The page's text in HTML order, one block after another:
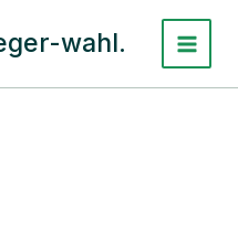
wahl.
Main